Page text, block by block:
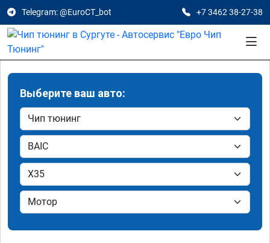
Telegram: @EuroCT_bot +7 3462 38-27-38
Выберите ваш авто: